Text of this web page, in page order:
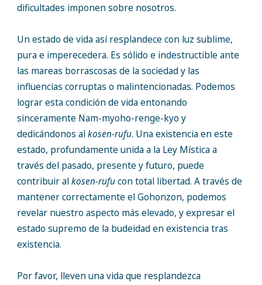
dificultades imponen sobre nosotros.
Un estado de vida así resplandece con luz sublime,
pura e imperecedera. Es sólido e indestructible ante
las mareas borrascosas de la sociedad y las
influencias corruptas o malintencionadas. Podemos
lograr esta condición de vida entonando
sinceramente Nam-myoho-renge-kyo y
dedicándonos alkosen-rufu. Una existencia en este
estado, profundamente unida a la Ley Mística a
través del pasado, presente y futuro, puede
contribuir alkosen-rufucon total libertad. A través de
mantener correctamente el Gohonzon, podemos
revelar nuestro aspecto más elevado, y expresar el
estado supremo de la budeidad en existencia tras
existencia.
Por favor, lleven una vida que resplandezca